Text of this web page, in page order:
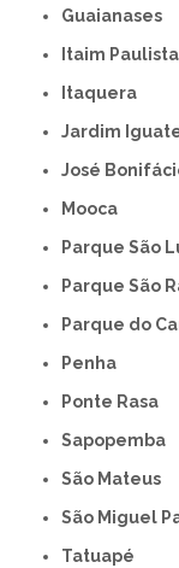
Guaianases
Itaim Paulista
Itaquera
Jardim
José
Mooca
Parque São
Parque São
Parque do
Penha
Ponte Rasa
Sapopemba
São Mateus
São Miguel
Tatuapé